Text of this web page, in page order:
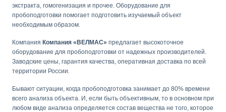
экстракта, гомогенизация и прочее. Оборудование для
пробоподготовки помогает подготовить изучаемый объект
необходимым образом.
Компания Компания «ВЕЛМАС» предлагает высокоточное
оборудование для пробоподготовки от надежных производителей.
Заводские цены, гарантия качества, оперативная доставка по всей
территории России.
Бывают ситуации, когда пробоподготовка занимает до 80% времени
всего анализа объекта. И, если быть объективным, то в основном при
любом виде анализа определяется состав вещества не того, которое